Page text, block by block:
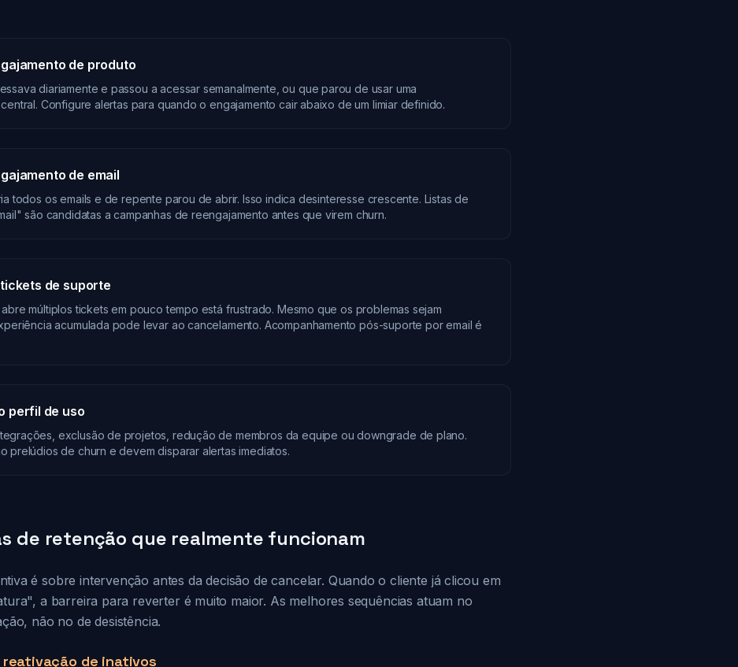
de produto
diariamente e passou a acessar semanalmente, ou que parou de usar uma
Configure alertas para quando o engajamento cair abaixo de um limiar definido.
de email
todos os emails e de repente parou de abrir. Isso indica desinteresse crescente. Listas de
são candidatas a campanhas de reengajamento antes que virem churn.
de suporte
múltiplos tickets em pouco tempo está frustrado. Mesmo que os problemas sejam
acumulada pode levar ao cancelamento. Acompanhamento pós-suporte por email é
perfil de uso
exclusão de projetos, redução de membros da equipe ou downgrade de plano.
prelúdios de churn e devem disparar alertas imediatos.
de retenção que realmente funcionam
é sobre intervenção antes da decisão de cancelar. Quando o cliente já clicou em
a barreira para reverter é muito maior. As melhores sequências atuam no
não no de desistência.
reativação de inativos